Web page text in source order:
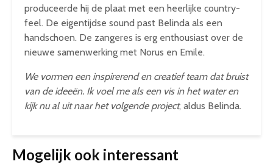
produceerde hij de plaat met een heerlijke country-
feel. De eigentijdse sound past Belinda als een
handschoen. De zangeres is erg enthousiast over de
nieuwe samenwerking met Norus en Emile.
We vormen een inspirerend en creatief team dat bruist
van de ideeën. Ik voel me als een vis in het water en
kijk nu al uit naar het volgende project, aldus Belinda.
Mogelijk ook interessant